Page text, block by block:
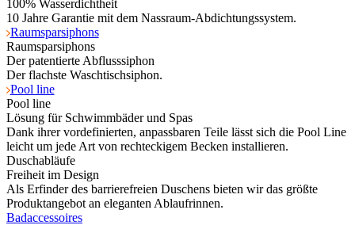
100% Wasserdichtheit
10 Jahre Garantie mit dem Nassraum-Abdichtungssystem.
Raumsparsiphons
Raumsparsiphons
Der patentierte Abflusssiphon
Der flachste Waschtischsiphon.
Pool line
Pool line
Lösung für Schwimmbäder und Spas
Dank ihrer vordefinierten, anpassbaren Teile lässt sich die Pool Line
leicht um jede Art von rechteckigem Becken installieren.
Duschabläufe
Freiheit im Design
Als Erfinder des barrierefreien Duschens bieten wir das größte
Produktangebot an eleganten Ablaufrinnen.
Badaccessoires